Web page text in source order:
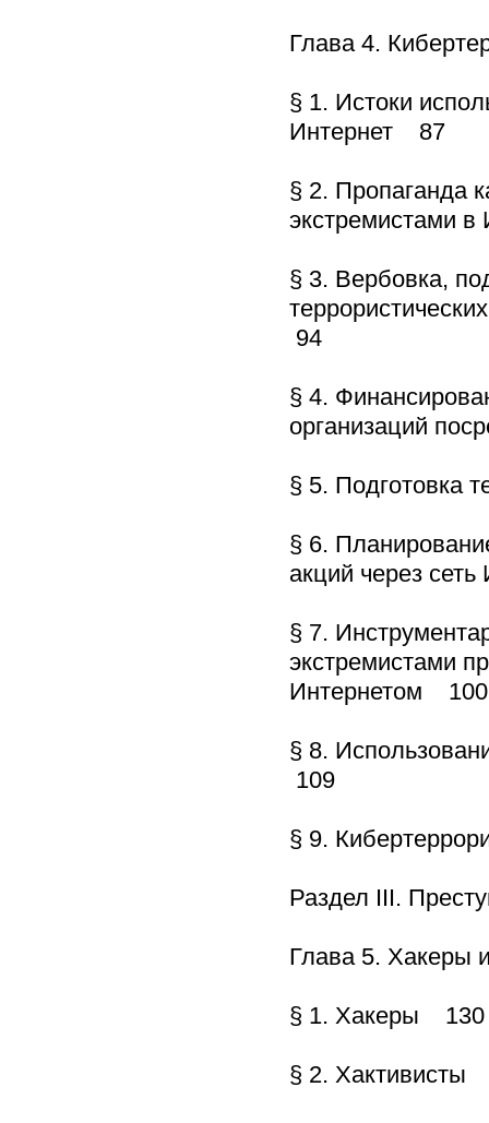
Глава 4.
§ 1. Истоки
Интернет 87
§ 2. Пропаганда
экстремистами
§ 3. Вербовка,
94
§ 4.
организаций
§ 5. Подготовка
§ 6.
акций через
§ 7.
экстремистами
Интернетом 100
§ 8.
109
§ 9.
Раздел III.
Глава 5. Хакеры
§ 1. Хакеры 130
§ 2. Хактивисты